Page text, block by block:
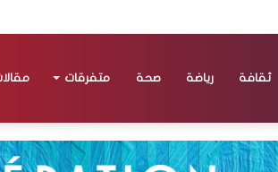
ثقافة رياضة صحة متفرقات